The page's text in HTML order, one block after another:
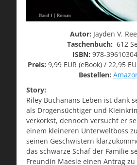
Autor: Jayden V.
Taschenbuch: 612
ISBN: 978-
Preis: 9,99 EUR (eBook) / 22,95
Bestellen:
Story:
Riley Buchanans Leben ist dank
als Drogensüchtiger und
verkorkst, dennoch versucht er
einem kleineren Unterweltboss
seinen Geschwistern
das schwarze Schaf der Familie
Freundin Maesie einen Antrag